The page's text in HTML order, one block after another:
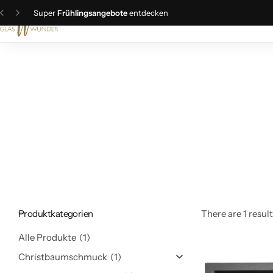
SuperFrühlingsangeboteentdecken
There are 1
Produktkategorien
Alle Produkte 1
Christbaumschmuck 1